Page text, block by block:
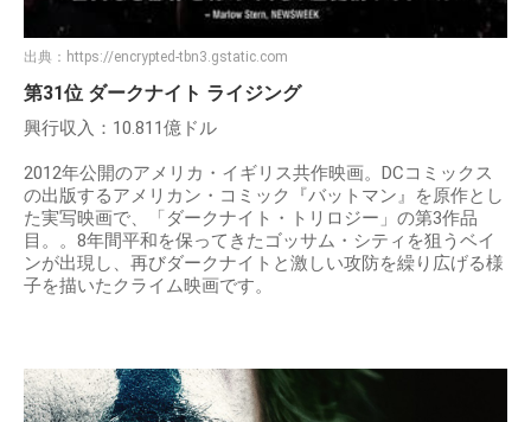
出典： https://encrypted-tbn3.gstatic.com
第31位 ダークナイト ライジング
興行収入：10.811億ドル
2012年公開のアメリカ・イギリス共作映画。DCコミックス
の出版するアメリカン・コミック『バットマン』を原作とし
た実写映画で、「ダークナイト・トリロジー」の第3作品
目。。8年間平和を保ってきたゴッサム・シティを狙うベイ
ンが出現し、再びダークナイトと激しい攻防を繰り広げる様
子を描いたクライム映画です。